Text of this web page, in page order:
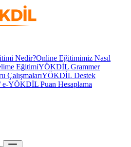
Nedir?Online Eğitimimiz Nasıl
EğitimiYÖKDİL Grammer
ÇalışmalarıYÖKDİL Destek
YÖKDİL Puan Hesaplama